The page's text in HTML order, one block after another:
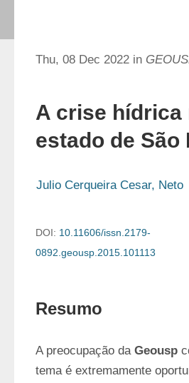
Thu, 08 Dec 2022 in
A crise hídrica
estado de São
Julio Cerqueira Cesar, Neto
DOI: 10.11606/issn.2179-
0892.geousp.2015.101113
Resumo
A preocupação da Geousp
tema é extremamente